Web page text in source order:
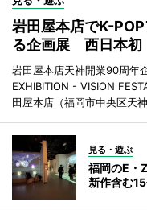
岩田屋本店でK-
る企画展 西日本初
岩田屋本店天神開業90周年
EXHIBITION - VISION
田屋本店（福岡市中央区天
見る・遊ぶ
福岡のE・
新作含む